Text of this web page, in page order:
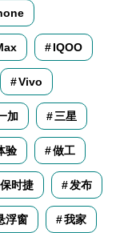
IQOO
Vivo
加 三星
验 做工
时捷 发布
浮窗 我家